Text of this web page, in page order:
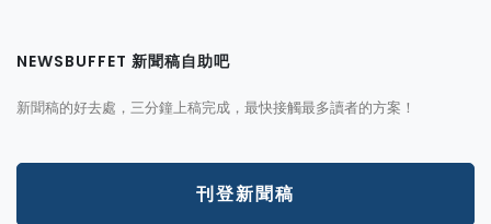
NEWSBUFFET 新聞稿自助吧
新聞稿的好去處，三分鐘上稿完成，最快接觸最多讀者的方案！
刊登新聞稿